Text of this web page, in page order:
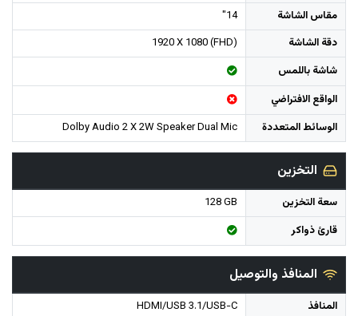
مقاس الشاشة
14"
دقة الشاشة
1920 X 1080 (FHD)
شاشة باللمس
الواقع الافتراضي
الوسائط المتعددة
Dolby Audio 2 X 2W Speaker Dual Mic
التخزين
سعة التخزين
128 GB
قارئ ذواكر
المنافذ والتوصيل
المنافذ
HDMI/USB 3.1/USB-C